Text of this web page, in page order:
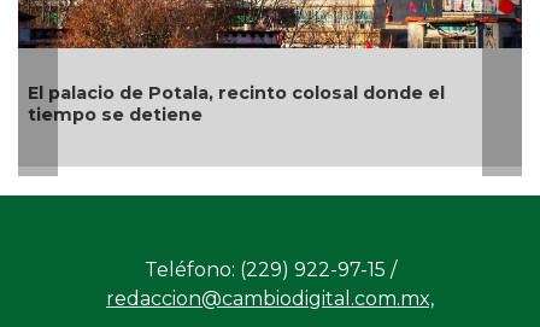
donde el
“El arte es como una tablita de
Teléfono: (229) 922-97-15 /
redaccion@cambiodigital.com.mx,